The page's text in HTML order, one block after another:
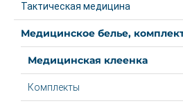
Тактическая медицина
Медицинское белье,
Медицинская клеенка
Комплекты